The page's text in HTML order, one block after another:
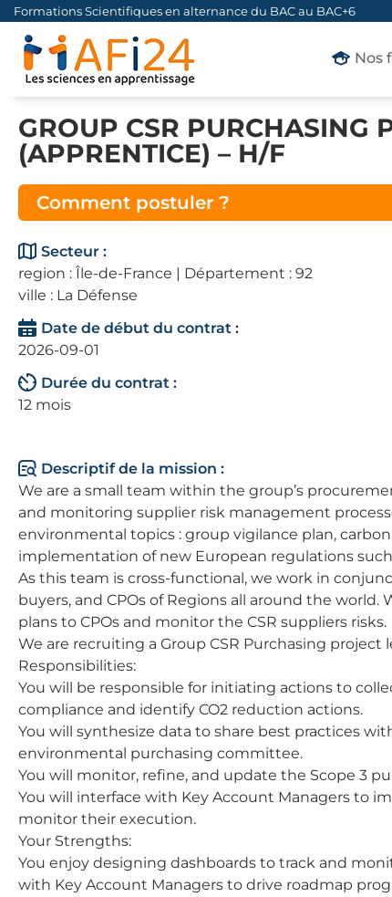
Formations Scientifiques en alternance du BAC au BAC+6
Nos
GROUP CSR PURCHASING
(APPRENTICE) – H/F
Comment postuler ?
Secteur :
region : Île-de-France | Département : 92
ville : La Défense
Date de début du contrat :
2026-09-01
Durée du contrat :
12 mois
Descriptif de la mission :
We are a small team within the group’s
and monitoring supplier risk management
environmental topics : group vigilance plan,
implementation of new European regulations such
As this team is cross-functional, we work in
buyers, and CPOs of Regions all around the
plans to CPOs and monitor the CSR suppliers risks.
We are recruiting a Group CSR Purchasing project
Responsibilities:
You will be responsible for initiating actions to
compliance and identify CO2 reduction actions.
You will synthesize data to share best practices
environmental purchasing committee.
You will monitor, refine, and update the Scope 3
You will interface with Key Account Managers to
monitor their execution.
Your Strengths:
You enjoy designing dashboards to track and
with Key Account Managers to drive roadmap